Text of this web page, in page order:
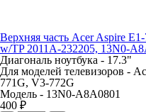
Верхняя часть Acer Aspire
w/TP 2011A-232205, 13N0-
Диагональ ноутбука - 17.3"
Для моделей телевизоров -
771G, V3-772G
Модель - 13N0-A8A0801
400 ₽